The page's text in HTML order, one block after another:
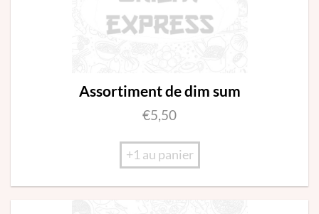
Assortiment de dim sum
€5,50
+1 au panier